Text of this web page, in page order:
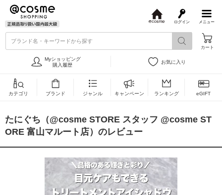
メニュー
ログイン
s
ブランド名・キーワードから探す
カート
Myショッピング
購入履歴
お気に入り
カテゴリ ブランド ジャンル キャンペーン ランキング eGIFT
たにぐち（@cosme STORE スタッフ @cosme ST
ORE 富山マルート店）のレビュー